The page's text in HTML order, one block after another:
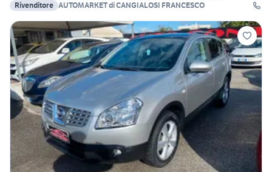
Rivenditore AUTOMARKET di CANGIALOSI FRANCESCO